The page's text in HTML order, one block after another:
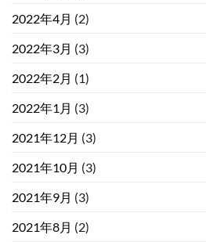
2022年4月 (2)
2022年3月 (3)
2022年2月 (1)
2022年1月 (3)
2021年12月 (3)
2021年10月 (3)
2021年9月 (3)
2021年8月 (2)